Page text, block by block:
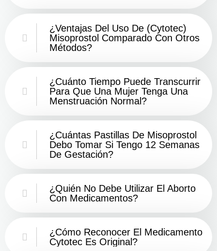
¿Ventajas Del Uso De (Cytotec)
Misoprostol Comparado Con Otros
Métodos?
¿Cuánto Tiempo Puede Transcurrir
Para Que Una Mujer Tenga Una
Menstruación Normal?
¿Cuántas Pastillas De Misoprostol
Debo Tomar Si Tengo 12 Semanas
De Gestación?
¿Quién No Debe Utilizar El Aborto
Con Medicamentos?
¿Cómo Reconocer El Medicamento
Cytotec Es Original?